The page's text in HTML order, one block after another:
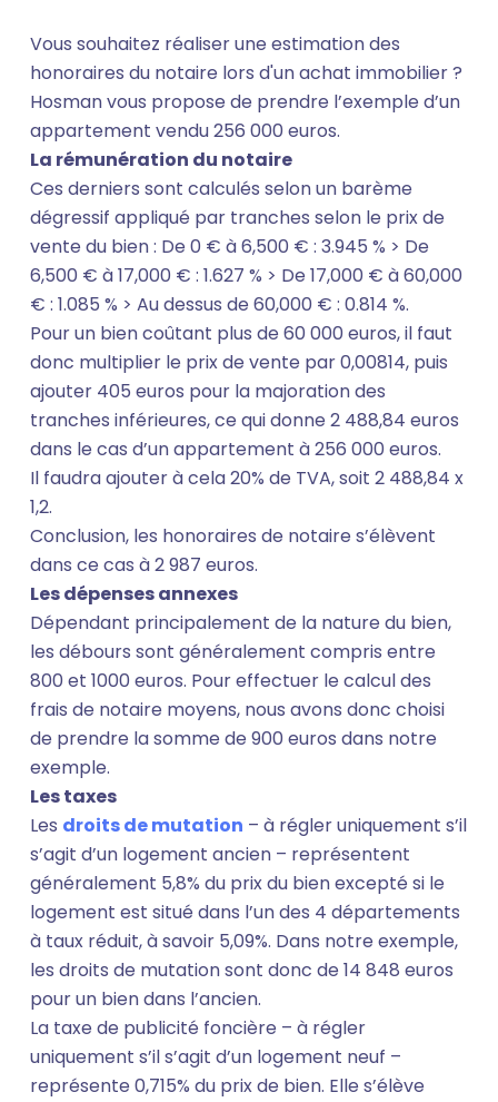
Vous souhaitez réaliser une estimation des
honoraires du notaire lors d'un achat immobilier ?
Hosman vous propose de prendre l’exemple d’un
appartement vendu 256 000 euros.
La rémunération du notaire
Ces derniers sont calculés selon un barème
dégressif appliqué par tranches selon le prix de
vente du bien : De 0 € à 6,500 € : 3.945 % > De
6,500 € à 17,000 € : 1.627 % > De 17,000 € à 60,000
€ : 1.085 % > Au dessus de 60,000 € : 0.814 %.
Pour un bien coûtant plus de 60 000 euros, il faut
donc multiplier le prix de vente par 0,00814, puis
ajouter 405 euros pour la majoration des
tranches inférieures, ce qui donne 2 488,84 euros
dans le cas d’un appartement à 256 000 euros.
Il faudra ajouter à cela 20% de TVA, soit 2 488,84 x
1,2.
Conclusion, les honoraires de notaire s’élèvent
dans ce cas à 2 987 euros.
Les dépenses annexes
Dépendant principalement de la nature du bien,
les débours sont généralement compris entre
800 et 1000 euros. Pour effectuer le calcul des
frais de notaire moyens, nous avons donc choisi
de prendre la somme de 900 euros dans notre
exemple.
Les taxes
Les droits de mutation – à régler uniquement s’il
s’agit d’un logement ancien – représentent
généralement 5,8% du prix du bien excepté si le
logement est situé dans l’un des 4 départements
à taux réduit, à savoir 5,09%. Dans notre exemple,
les droits de mutation sont donc de 14 848 euros
pour un bien dans l’ancien.
La taxe de publicité foncière – à régler
uniquement s’il s’agit d’un logement neuf –
représente 0,715% du prix de bien. Elle s’élève